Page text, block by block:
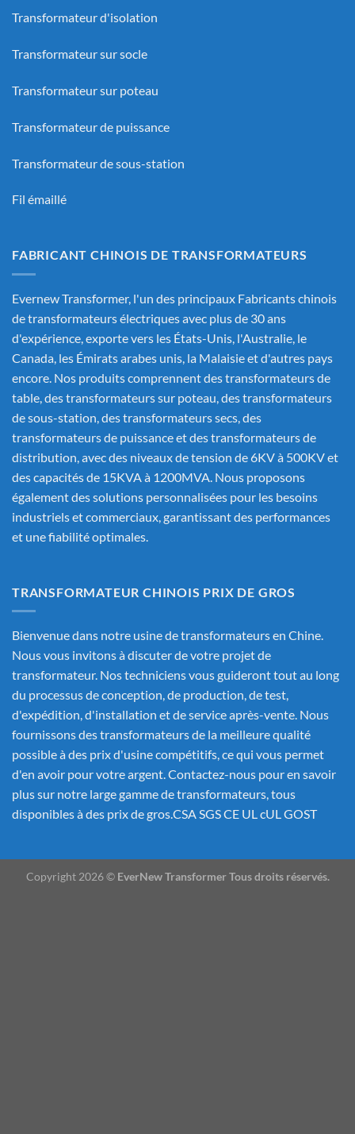
Transformateur d'isolation
Transformateur sur socle
Transformateur sur poteau
Transformateur de puissance
Transformateur de sous-station
Fil émaillé
FABRICANT CHINOIS DE TRANSFORMATEURS
Evernew Transformer, l'un des principaux Fabricants chinois
de transformateurs électriquesavec plus de 30 ans
d'expérience, exporte vers les États-Unis, l'Australie, le
Canada, les Émirats arabes unis, la Malaisie et d'autres pays
encore. Nos produits comprennent des transformateurs de
table, des transformateurs sur poteau, des transformateurs
de sous-station, des transformateurs secs, des
transformateurs de puissance et des transformateurs de
distribution, avec des niveaux de tension de 6KV à 500KV et
des capacités de 15KVA à 1200MVA. Nous proposons
également des solutions personnalisées pour les besoins
industriels et commerciaux, garantissant des performances
et une fiabilité optimales.
TRANSFORMATEUR CHINOIS PRIX DE GROS
Bienvenue dans notre usine de transformateurs en Chine.
Nous vous invitons à discuter de votre projet de
transformateur. Nos techniciens vous guideront tout au long
du processus de conception, de production, de test,
d'expédition, d'installation et de service après-vente. Nous
fournissons des transformateurs de la meilleure qualité
possible à des prix d'usine compétitifs, ce qui vous permet
d'en avoir pour votre argent. Contactez-nous pour en savoir
plus sur notre large gamme de transformateurs, tous
disponibles à des prix de gros.CSA SGS CE UL cUL GOST
Copyright 2026 © EverNew Transformer Tous droits réservés.